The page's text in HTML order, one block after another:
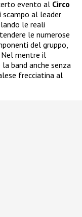
evento al Circo
scampo al leader
le reali
le numerose
del gruppo,
Nel mentre il
band anche senza
frecciatina al